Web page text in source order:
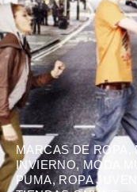
MARCAS DE ROPA ,
INVIERNO,MODA
PUMA,ROPA